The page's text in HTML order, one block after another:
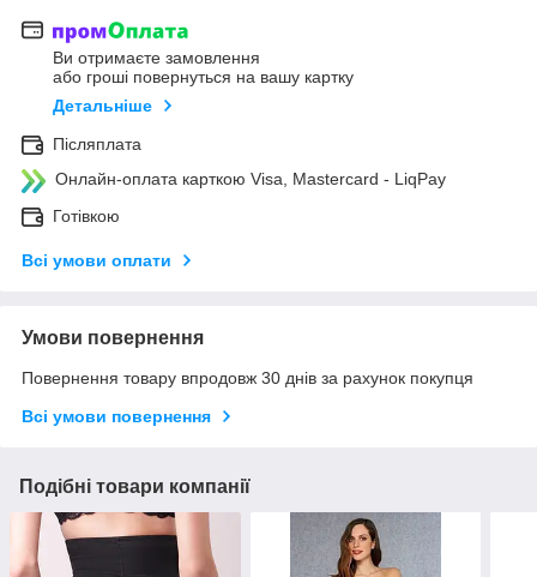
Ви отримаєте замовлення
або гроші повернуться на вашу картку
Детальніше
Післяплата
Онлайн-оплата карткою Visa, Mastercard - LiqPay
Готівкою
Всі умови оплати
Умови повернення
Повернення товару впродовж 30 днів за рахунок покупця
Всі умови повернення
Подібні товари компанії